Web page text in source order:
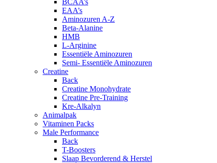
EAA’s
Aminozuren A-Z
Beta-Alanine
HMB
L-Arginine
Essentiële Aminozuren
Semi- Essentiële Aminozuren
Creatine
Back
Creatine Monohydrate
Creatine Pre-Training
Kre-Alkalyn
Animalpak
Vitaminen Packs
Male Performance
Back
T-Boosters
Slaap Bevorderend & Herstel